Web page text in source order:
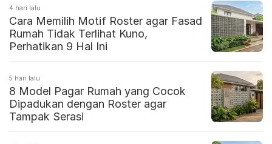
4 hari lalu
Cara Memilih Motif Roster agar Fasad
Rumah Tidak Terlihat Kuno,
Perhatikan 9 Hal Ini
5 hari lalu
8 Model Pagar Rumah yang Cocok
Dipadukan dengan Roster agar
Tampak Serasi